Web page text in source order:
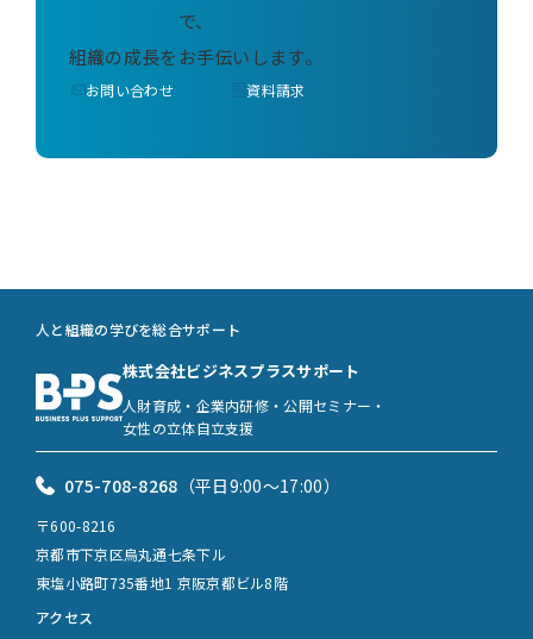
で、
組織の成長をお手伝いします。
お問い合わせ 資料請求
人と組織の学びを総合サポート
株式会社ビジネスプラスサポート
人財育成・企業内研修・公開セミナー・
女性の立体自立支援
075-708-8268 （平日9:00〜17:00）
〒600-8216
京都市下京区烏丸通七条下ル
東塩小路町735番地1 京阪京都ビル8階
アクセス